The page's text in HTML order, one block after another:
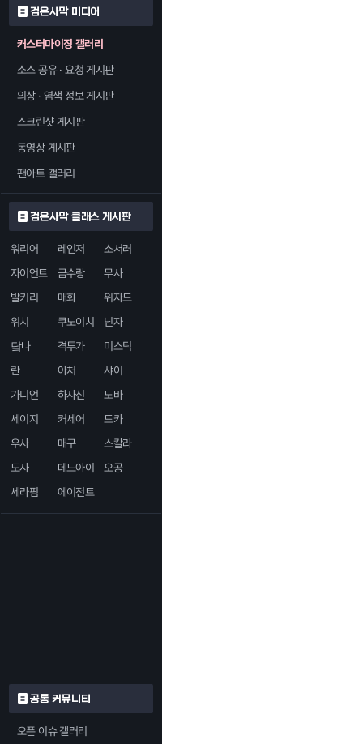
검은사막 미디어
커스터마이징 갤러리
소스 공유 · 요청 게시판
의상 · 염색 정보 게시판
스크린샷 게시판
동영상 게시판
팬아트 갤러리
검은사막 클래스 게시판
워리어 레인저
소서러
자이언트
금수랑
무사
발키리
매화
위자드
위치
쿠노이치
닌자
닼나
격투가
미스틱
란
아처
샤이
가디언
하사신
노바
세이지
커세어
드카
우사
매구
스칼라
도사
데드아이
오공
세라핌
에이전트
공통 커뮤니티
오픈 이슈 갤러리